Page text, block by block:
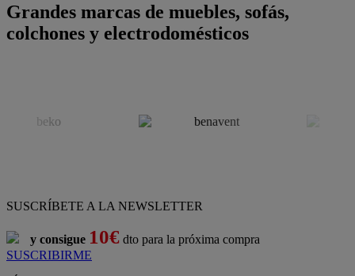
Grandes marcas de muebles, sofás,
colchones y electrodomésticos
SUSCRÍBETE A LA NEWSLETTER
y consigue 10€ dto para la próxima compra
SUSCRIBIRME